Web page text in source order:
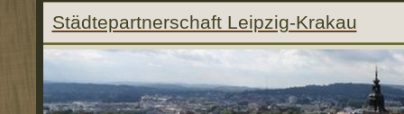
Städtepartnerschaft Leipzig-Krakau